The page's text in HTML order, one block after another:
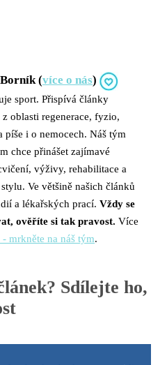
(více o nás)
sport. Přispívá články
z oblasti regenerace, fyzio,
píše i o nemocech. Náš tým
chce přinášet zajímavé
výživy, rehabilitace a
Ve většině našich článků
a lékařských prací. Vždy se
ověříte si tak pravost. Více
- mrkněte na náš tým.
Sdílejte ho,